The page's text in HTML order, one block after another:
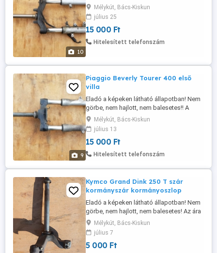
10
villaszárak eresztik az olajat!! Az ára fix
15.000 Ft! Postázás megoldható akár
utánvétellel is! A postaköltség a vevőt
terheli! Postai díjak: Utánvétellel házhoz -
3570 Ft Utánvétellel postán maradóként -
Mélykút, Bács-Kiskun
július 25
15 000 Ft
Hitelesített telefonszám
9
Piaggio Beverly Tourer 400 első
villa
Eladó a képeken látható állapotban! Nem
görbe, nem hajlott, nem balesetes!! A
villaszárak eresztik az olajat!! Csak
egyben eladó! Évjárat 2008-2009! Az ára fix
15.000 Ft! Postázás megoldható akár
utánvétellel is! A postaköltség a vevőt
terheli! Postai díjak: Utánvétellel házhoz -
Mélykút, Bács-Kiskun
július 13
15 000 Ft
Hitelesített telefonszám
Kymco Grand Dink 250 T szár
kormányszár kormányoszlop
Eladó a képeken látható állapotban! Nem
görbe, nem hajlott, nem balesetes! Az ára
fix 5000 Ft! Postázás megoldható akár
utánvétellel is! A postaköltség a vevőt
terheli! Postai díjak: Utánvétellel házhoz -
3570 Ft Utánvétellel postán maradóként -
Mélykút, Bács-Kiskun
július 7
5 000 Ft